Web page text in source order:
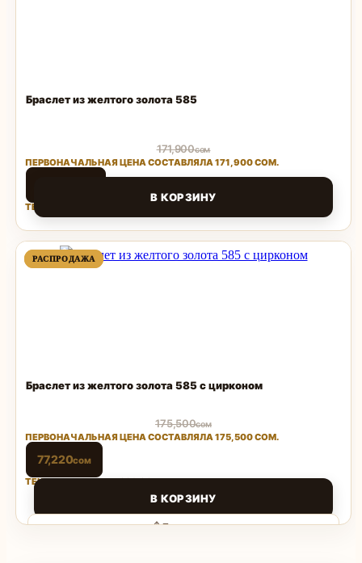
Браслет из желтого золота 585
171,900сом
ПЕРВОНАЧАЛЬНАЯ ЦЕНА СОСТАВЛЯЛА 171,900 СОМ.
ТЕКУЩАЯ ЦЕНА: 63,603 СОМ.
В КОРЗИНУ
Поделиться
РАСПРОДАЖА ПРОДАВАЕМЫЙ
ТОВАР
РАСПРОДАЖА ПРОДАВАЕМЫЙ
ТОВАР
Браслет из желтого золота 585 с цирконом
175,500сом
ПЕРВОНАЧАЛЬНАЯ ЦЕНА СОСТАВЛЯЛА 175,500 СОМ.
77,220сом
ТЕКУЩАЯ ЦЕНА: 77,220 СОМ.
В КОРЗИНУ
Поделиться